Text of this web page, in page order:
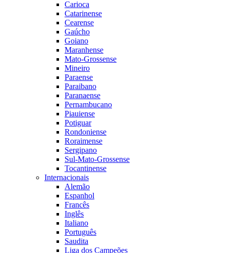
Carioca
Catarinense
Cearense
Gaúcho
Goiano
Maranhense
Mato-Grossense
Mineiro
Paraense
Paraibano
Paranaense
Pernambucano
Piauiense
Potiguar
Rondoniense
Roraimense
Sergipano
Sul-Mato-Grossense
Tocantinense
Internacionais
Alemão
Espanhol
Francês
Inglês
Italiano
Português
Saudita
Liga dos Campeões